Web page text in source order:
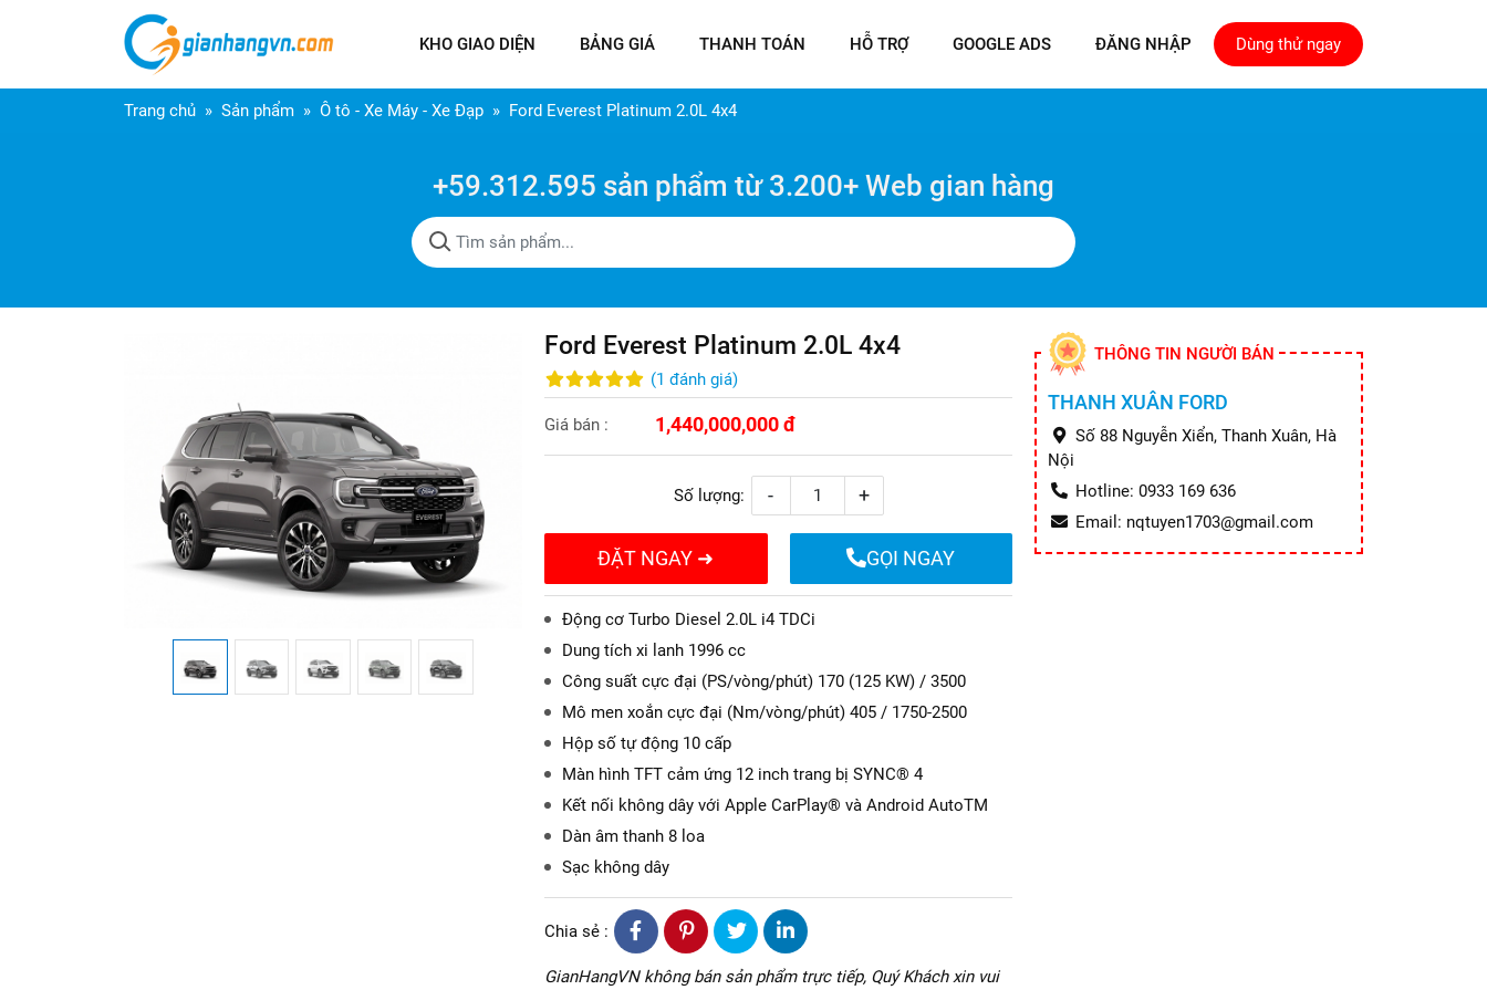
KHO GIAO DIỆN BẢNG GIÁ THANH TOÁN HỖ TRỢ GOOGLE ADS ĐĂNG NHẬP Dùng thử ngay
Trang chủ Sản phẩm Ô tô - Xe Máy - Xe Đạp Ford Everest Platinum 2.0L 4x4
+59.312.595 sản phẩm từ 3.200+ Web gian hàng
Ford Everest Platinum 2.0L 4x4
(1 đánh giá)
Giá bán : 1,440,000,000 đ
Số lượng: - +
ĐẶT NGAY ➜ GỌI NGAY
Động cơ Turbo Diesel 2.0L i4 TDCi
Dung tích xi lanh 1996 cc
Công suất cực đại (PS/vòng/phút) 170 (125 KW) / 3500
Mô men xoắn cực đại (Nm/vòng/phút) 405 / 1750-2500
Hộp số tự động 10 cấp
Màn hình TFT cảm ứng 12 inch trang bị SYNC® 4
Kết nối không dây với Apple CarPlay® và Android AutoTM
Dàn âm thanh 8 loa
Sạc không dây
Chia sẻ :
GianHangVN không bán sản phẩm trực tiếp, Quý Khách xin vui
THÔNG TIN NGƯỜI BÁN
THANH XUÂN FORD
Số 88 Nguyễn Xiển, Thanh Xuân, Hà
Nội
Hotline: 0933 169 636
Email: nqtuyen1703@gmail.com